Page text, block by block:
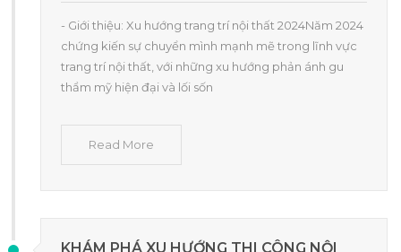
- Giới thiệu: Xu hướng trang trí nội thất 2024Năm 2024
chứng kiến sự chuyển mình mạnh mẽ trong lĩnh vực
trang trí nội thất, với những xu hướng phản ánh gu
thẩm mỹ hiện đại và lối sốn
Read More
KHÁM PHÁ XU HƯỚNG THI CÔNG NỘI